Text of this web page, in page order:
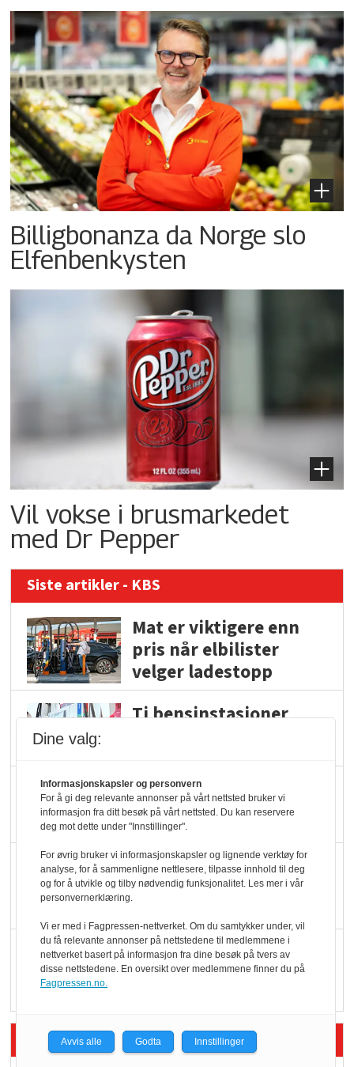
Billigbonanza da Norge slo
Elfenbenkysten
Vil vokse i brusmarkedet
med Dr Pepper
Siste artikler - KBS
Mat er viktigere enn
pris når elbilister
velger ladestopp
Ti bensinstasjoner
Potetball, kylling og 98
oktan
KBS-bransjen i
endring: Stadig større
Vokser med ferdigmat
i dagligvare
Siste artikler - Butikk i praksis
Dine valg:
Informasjonskapsler og personvern
For å gi deg relevante annonser på vårt nettsted bruker vi
informasjon fra ditt besøk på vårt nettsted. Du kan reservere
deg mot dette under "Innstillinger".
For øvrig bruker vi informasjonskapsler og lignende verktøy for
analyse, for å sammenligne nettlesere, tilpasse innhold til deg
og for å utvikle og tilby nødvendig funksjonalitet. Les mer i vår
personvernerklæring.
Vi er med i Fagpressen-nettverket. Om du samtykker under, vil
du få relevante annonser på nettstedene til medlemmene i
nettverket basert på informasjon fra dine besøk på tvers av
disse nettstedene. En oversikt over medlemmene finner du på
Fagpressen.no.
Avvis alle Godta Innstillinger